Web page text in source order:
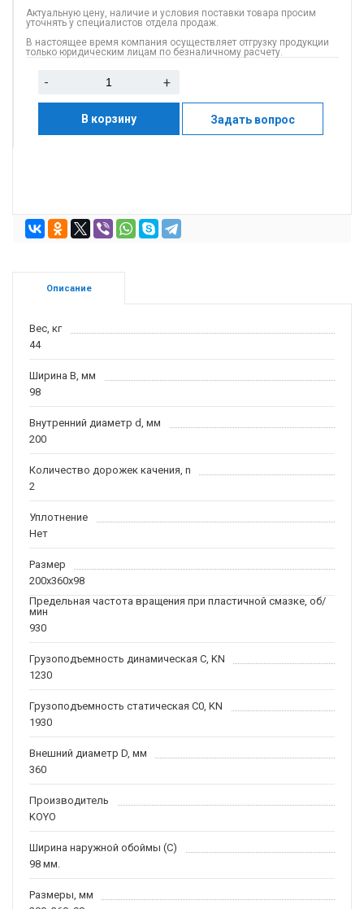
Актуальную цену, наличие и условия поставки товара просим
уточнять у специалистов отдела продаж.
В настоящее время компания осуществляет отгрузку продукции
только юридическим лицам по безналичному расчету.
- +
В корзину Задать вопрос
Описание
Вес, кг
44
Ширина B, мм
98
Внутренний диаметр d, мм
200
Количество дорожек качения, n
2
Уплотнение
Нет
Размер
200x360x98
Предельная частота вращения при пластичной смазке, об/
мин
930
Грузоподъемность динамическая C, KN
1230
Грузоподъемность статическая C0, KN
1930
Внешний диаметр D, мм
360
Производитель
KOYO
Ширина наружной обоймы (C)
98 мм.
Размеры, мм